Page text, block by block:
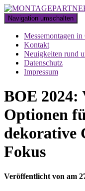
Navigation umschalten
Messemontagen in
Kontakt
Neuigkeiten rund
Datenschutz
Impressum
BOE 2024:
Optionen
dekorative
Fokus
Veröffentlicht von am